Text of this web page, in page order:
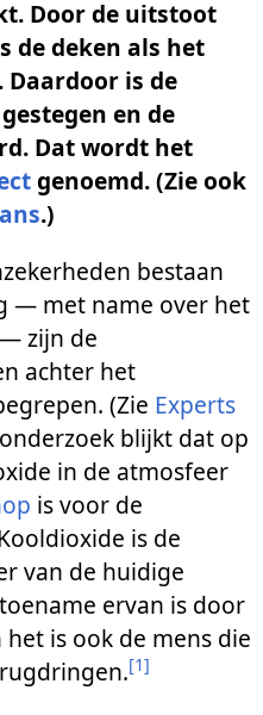
Door de uitstoot
de deken als het
is de
en de
Dat wordt het
genoemd. (Zie ook
.)
bestaan
— met name over het
zijn de
achter het
(Zie Experts
blijkt dat op
in de atmosfeer
is voor de
is de
van de huidige
ervan is door
is ook de mens die
[1]